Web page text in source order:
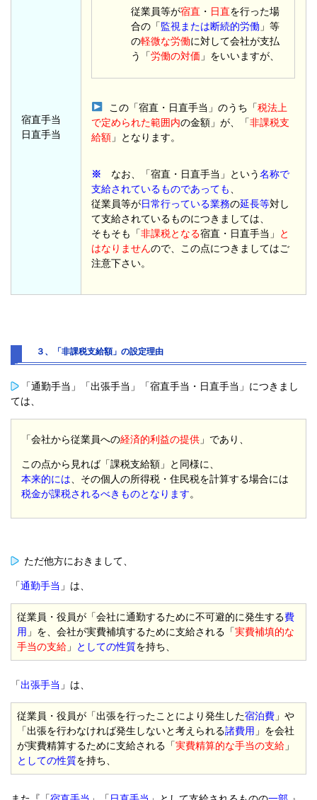
宿直手当
日直手当
従業員等が宿直 ・ 日直を行った場
合の「監視または断続的労働 」等
の軽微な労働に対して会社が支払
う「労働の対価 」をいいますが、
この「宿直・日直手当」のうち「税法上
で定められた範囲内の金額」が、「非課税支
給額 」となります。
※ なお、「宿直・日直手当」という名称で
支給されているものであっても、
従業員等が日常行っている業務の延長等対し
て支給されているものにつきましては、
そもそも「非課税となる宿直・日直手当」
と
はなりませんので、この点につきましてはご
注意下さい。
３、「非課税支給額」の設定理由
「通勤手当」「出張手当」「宿直手当・日直手当」につきまし
ては、
「会社から従業員への経済的利益の提供 」であり、
この点から見れば「課税支給額」と同様に、
本来的には、 その個人の所得税・住民税を計算する場合には
税金が課税されるべきものとなります。
ただ他方におきまして、
「通勤手当 」は、
従業員・役員が「会社に通勤するために不可避的に発生する費
用 」を、会社が実費補填するために支給される「実費補填的な
手当の支給 」 としての性質を持ち、
「出張手当 」は、
従業員・役員が「出張を行ったことにより発生した宿泊費 」や
「出張を行わなければ発生しないと考えられる諸費用 」を会社
が実費精算するために支給される「実費精算的な手当の支給 」
としての性質を持ち、